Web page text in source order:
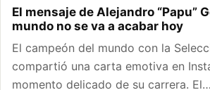
El mensaje de Alejandro “Papu”
mundo no se va a acabar hoy
El campeón del mundo con la
compartió una carta emotiva en
momento delicado de su carrera. El…